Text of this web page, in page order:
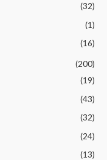
(32)
(1)
(16)
(200)
(19)
(43)
(32)
(24)
(13)